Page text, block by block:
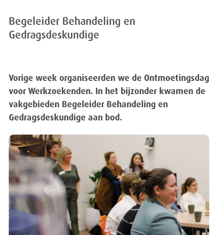
Begeleider Behandeling en
Gedragsdeskundige
Vorige week organiseerden we de Ontmoetingsdag
voor Werkzoekenden. In het bijzonder kwamen de
vakgebieden Begeleider Behandeling en
Gedragsdeskundige aan bod.